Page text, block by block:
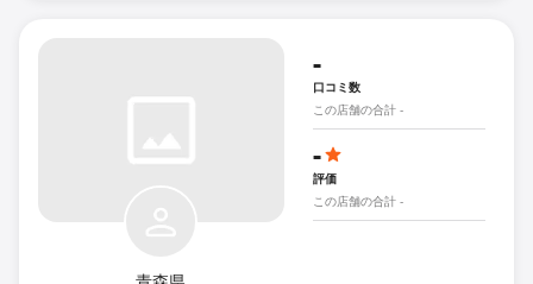
-
口コミ数
この店舗の合計 -
-
評価
この店舗の合計 -